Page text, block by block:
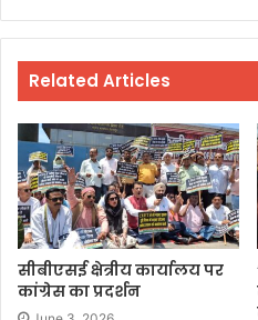
Related Articles
सीबीएसई क्षेत्रीय कार्यालय पर
कांग्रेस का प्रदर्शन